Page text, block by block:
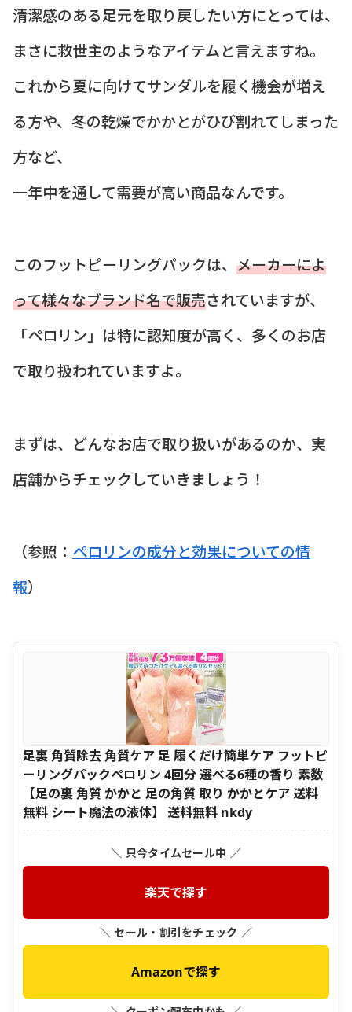
清潔感のある足元を取り戻したい方にとっては、
まさに救世主のようなアイテムと言えますね。
これから夏に向けてサンダルを履く機会が増え
る方や、冬の乾燥でかかとがひび割れてしまった
方など、
一年中を通して需要が高い商品なんです。
このフットピーリングパックは、 メーカーによ
って様々なブランド名で販売されていますが、
「ペロリン」は特に認知度が高く、多くのお店
で取り扱われていますよ。
まずは、どんなお店で取り扱いがあるのか、実
店舗からチェックしていきましょう！
（参照： ペロリンの成分と効果についての情
報）
足裏 角質除去 角質ケア 足 履くだけ簡単ケア フットピ
ーリングパックペロリン 4回分 選べる6種の香り 素数
【足の裏 角質 かかと 足の角質 取り かかとケア 送料
無料 シート魔法の液体】 送料無料 nkdy
＼ 只今タイムセール中 ／
楽天で探す
＼ セール・割引をチェック ／
Amazonで探す